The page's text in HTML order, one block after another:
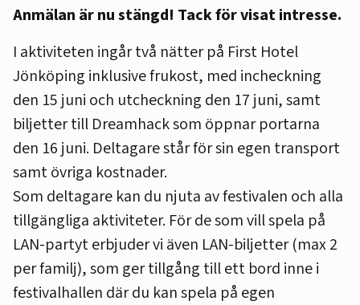
Anmälan är nu stängd! Tack för visat intresse.
I aktiviteten ingår två nätter på First Hotel
Jönköping inklusive frukost, med incheckning
den 15 juni och utcheckning den 17 juni, samt
biljetter till Dreamhack som öppnar portarna
den 16 juni. Deltagare står för sin egen transport
samt övriga kostnader.
Som deltagare kan du njuta av festivalen och alla
tillgängliga aktiviteter. För de som vill spela på
LAN-partyt erbjuder vi även LAN-biljetter (max 2
per familj), som ger tillgång till ett bord inne i
festivalhallen där du kan spela på egen